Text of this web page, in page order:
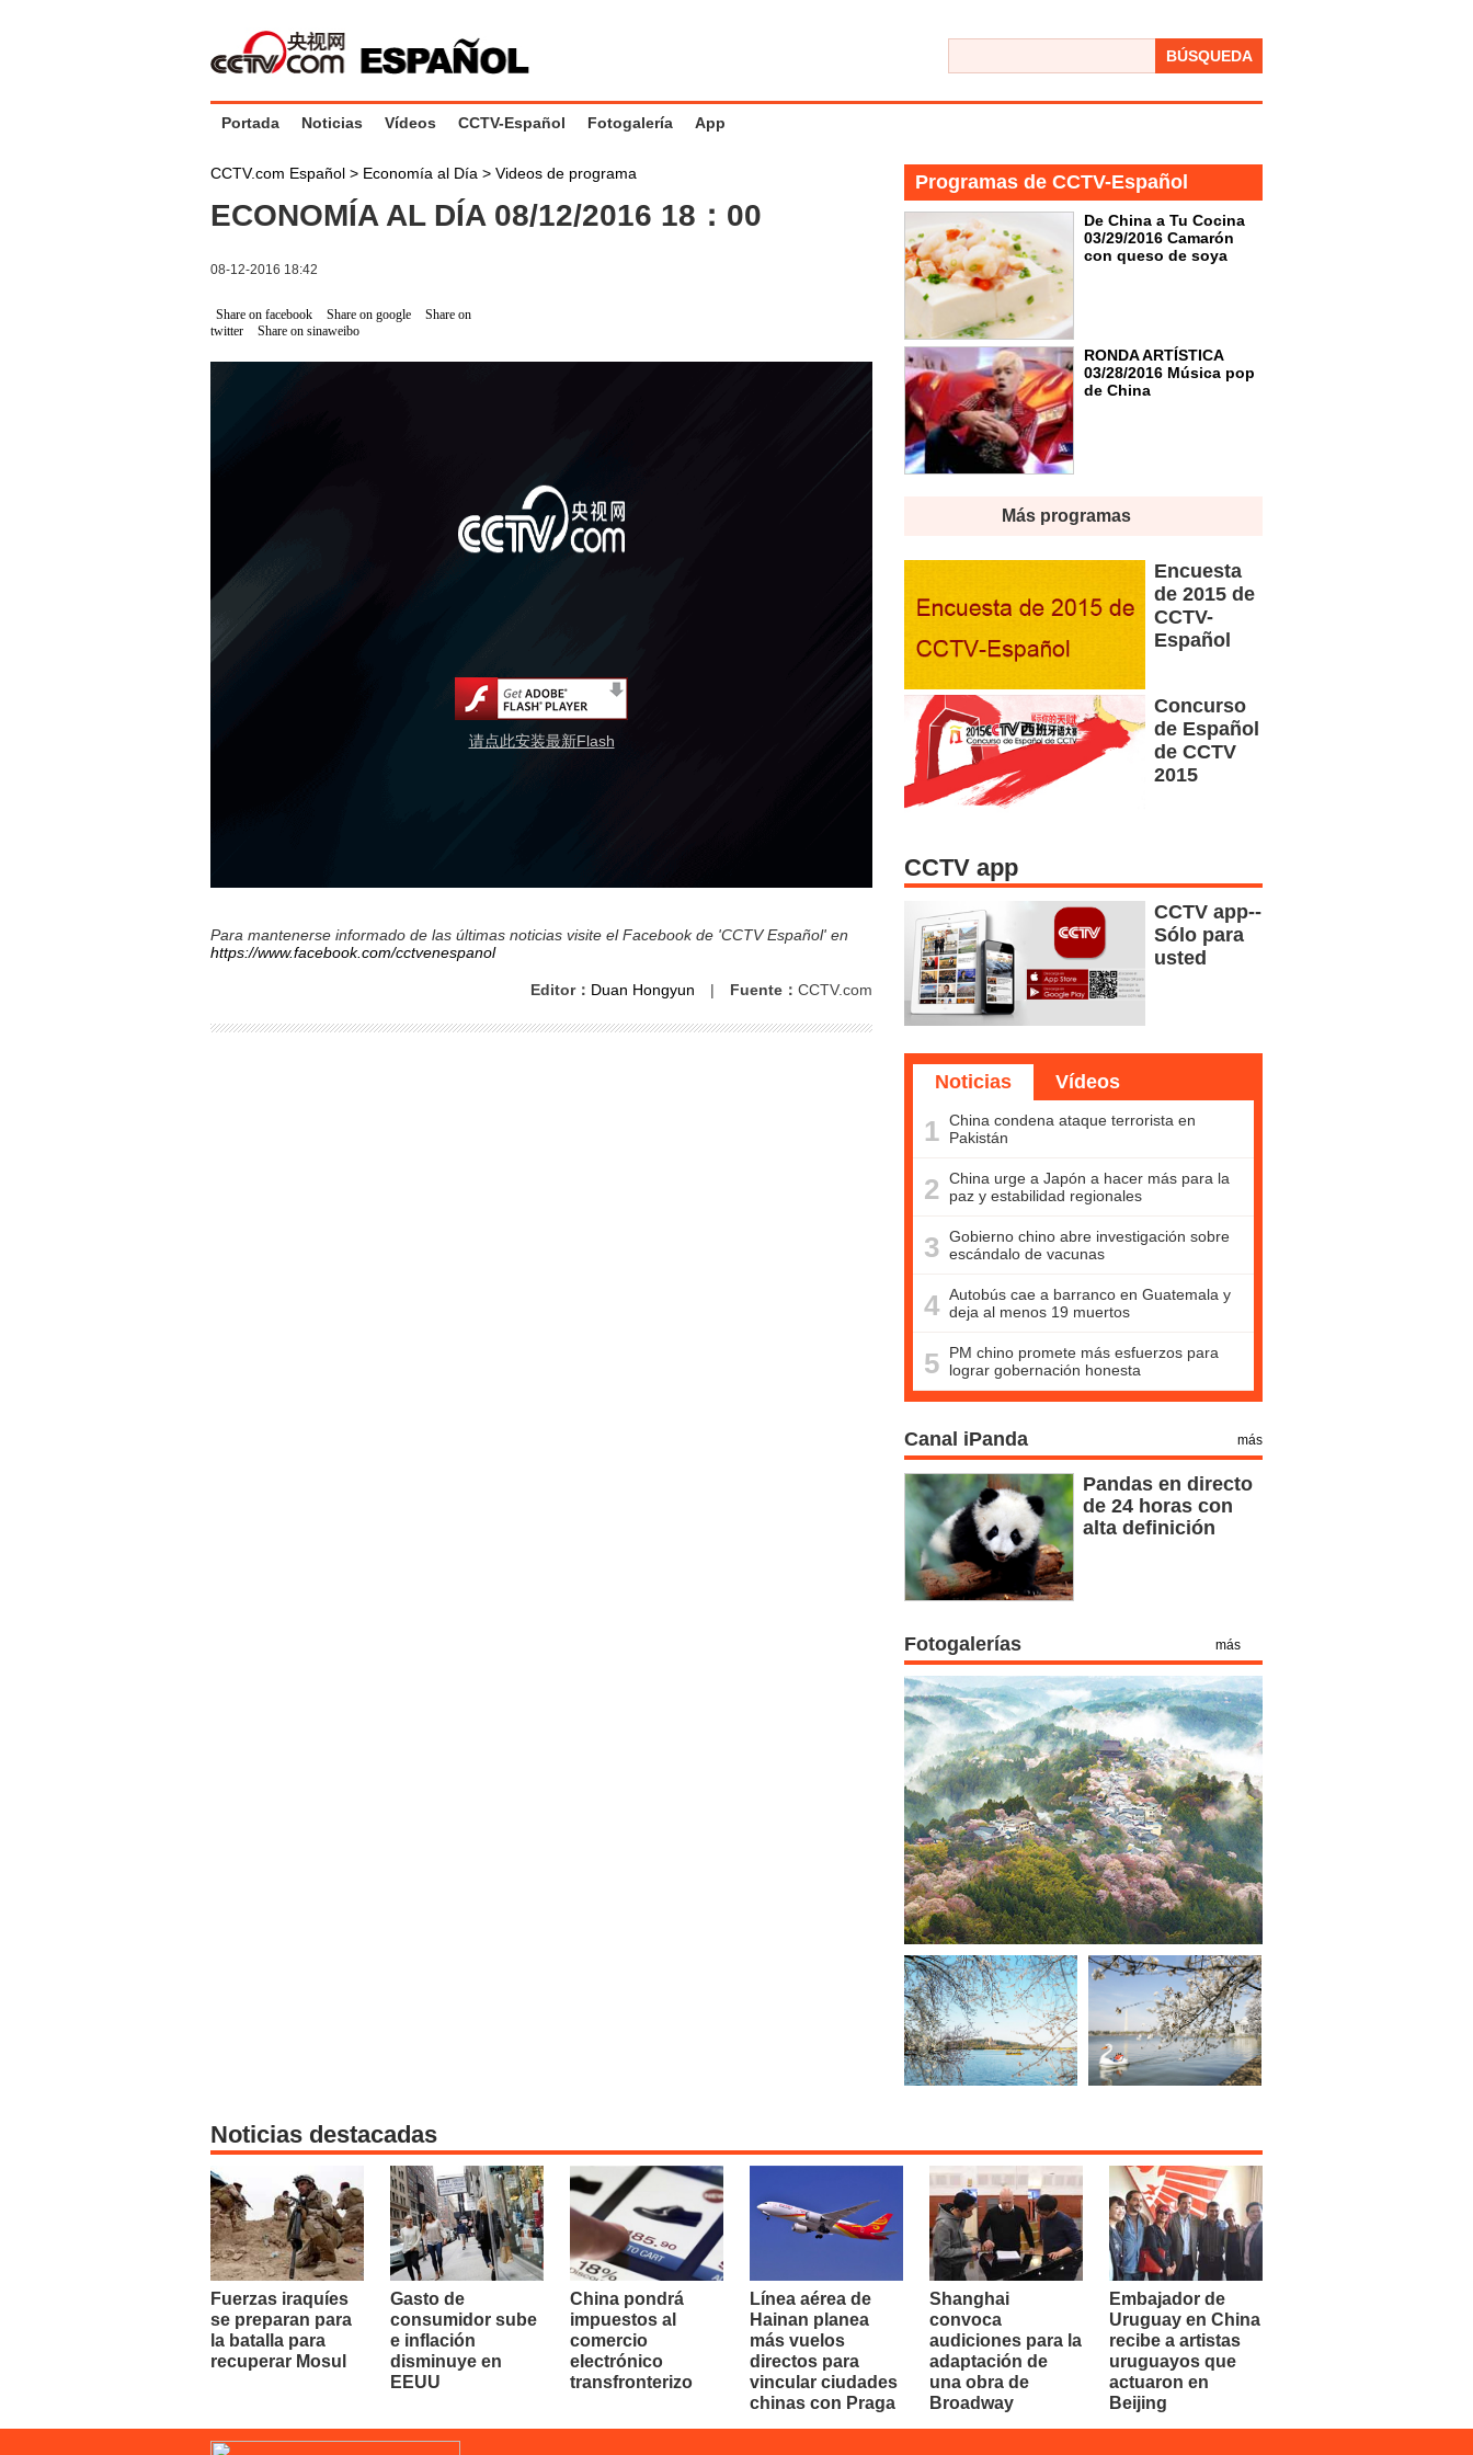
BÚSQUEDA
Portada Noticias Vídeos CCTV-Español Fotogalería App
CCTV.com Español > Economía al Día > Videos de programa
ECONOMÍA AL DÍA 08/12/2016 18：00
08-12-2016 18:42
Share on facebook Share on google
Share on
twitter
Share on sinaweibo
请点此安装最新Flash
Para mantenerse informado de las últimas noticias visite el Facebook de 'CCTV Español' en
https://www.facebook.com/cctvenespanol
Editor： Duan Hongyun | Fuente： CCTV.com
Programas de CCTV-Español
De China a Tu Cocina
03/29/2016 Camarón
con queso de soya
RONDA ARTÍSTICA
03/28/2016 Música pop
de China
Más programas
Encuesta
de 2015 de
CCTV-
Español
Concurso
de Español
de CCTV
2015
CCTV app
CCTV app--
Sólo para
usted
Noticias Vídeos
1 China condena ataque terrorista en
Pakistán
2 China urge a Japón a hacer más para la
paz y estabilidad regionales
3 Gobierno chino abre investigación sobre
escándalo de vacunas
4 Autobús cae a barranco en Guatemala y
deja al menos 19 muertos
5
PM chino promete más esfuerzos para
lograr gobernación honesta
Canal iPanda más
Pandas en directo
de 24 horas con
alta definición
Fotogalerías más
Noticias destacadas
Fuerzas iraquíes
se preparan para
la batalla para
recuperar Mosul
Gasto de
consumidor sube
e inflación
disminuye en
EEUU
China pondrá
impuestos al
comercio
electrónico
transfronterizo
Línea aérea de
Hainan planea
más vuelos
directos para
vincular ciudades
chinas con Praga
Shanghai
convoca
audiciones para la
adaptación de
una obra de
Broadway
Embajador de
Uruguay en China
recibe a artistas
uruguayos que
actuaron en
Beijing